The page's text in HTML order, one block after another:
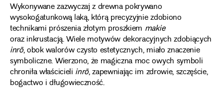
Wykonywane zazwyczaj z drewna pokrywano
wysokogatunkową laką, którą precyzyjnie zdobiono
technikami prószenia złotym proszkiem makie
oraz inkrustacją. Wiele motywów dekoracyjnych zdobiących
inrō, obok walorów czysto estetycznych, miało znaczenie
symboliczne. Wierzono, że magiczna moc owych symboli
chroniła właścicieli inrō, zapewniając im zdrowie, szczęście,
bogactwo i długowieczność.